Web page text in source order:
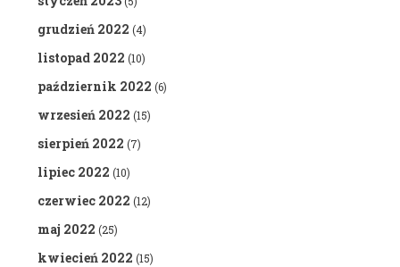
grudzień 2022 (4)
listopad 2022 (10)
październik 2022 (6)
wrzesień 2022 (15)
sierpień 2022 (7)
lipiec 2022 (10)
czerwiec 2022 (12)
maj 2022 (25)
kwiecień 2022 (15)